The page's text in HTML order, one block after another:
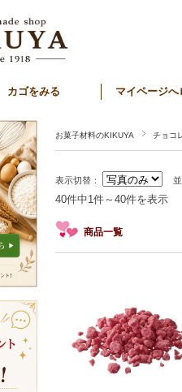
カゴをみる マイページへ
お菓子材料のKIKUYA チョコ
表示切替：
40件中1件～40件を表示
商品一覧